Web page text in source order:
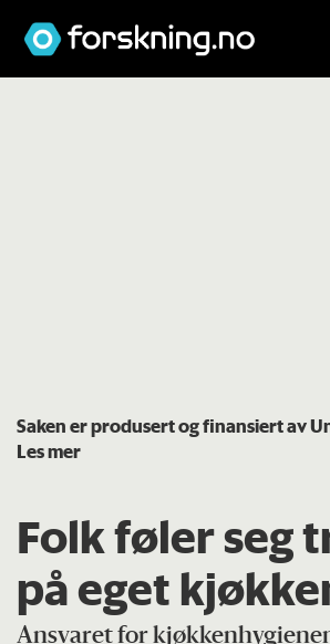
Saken er produsert og finansiert av
Les mer
Folk føler seg
på eget
Ansvaret for